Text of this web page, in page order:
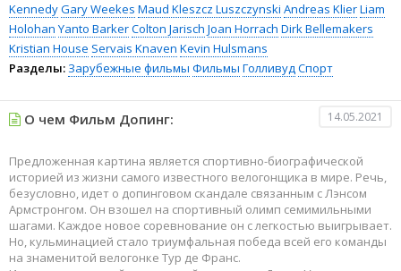
KennedyGary Weekes Maud Kleszcz Luszczynski Andreas KlierLiam
Holohan Yanto BarkerColton Jarisch Joan Horrach Dirk Bellemakers
Kristian House Servais Knaven Kevin Hulsmans
Разделы: Зарубежные фильмы Фильмы ГолливудСпорт
О чем Фильм Допинг: 14.05.2021
Предложенная картина является спортивно-биографической
историей из жизни самого известного велогонщика в мире. Речь,
безусловно, идет о допинговом скандале связанным с Лэнсом
Армстронгом. Он взошел на спортивный олимп семимильными
шагами. Каждое новое соревнование он с легкостью выигрывает.
Но, кульминацией стало триумфальная победа всей его команды
на знаменитой велогонке Тур де Франс.